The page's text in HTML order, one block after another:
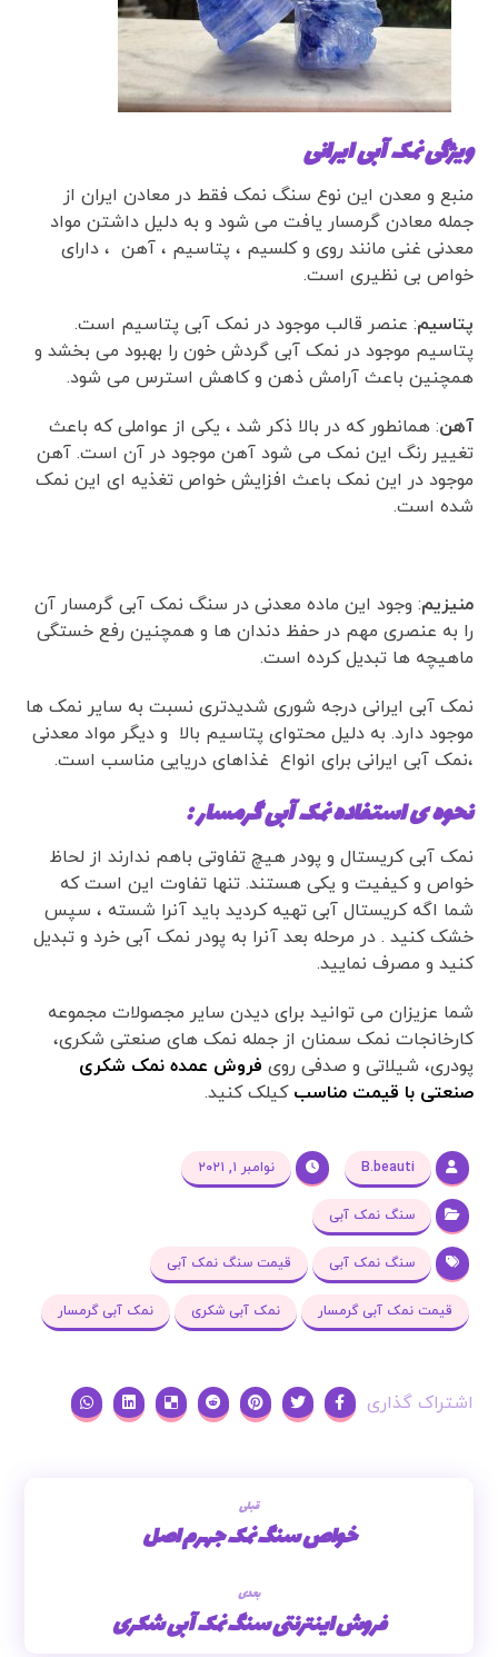
ویژگی نمک آبی ایرانی
منبع و معدن این نوع سنگ نمک فقط در معادن ایران از
جمله معادن گرمسار یافت می شود و به دلیل داشتن مواد
معدنی غنی مانند روی و کلسیم ، پتاسیم ، آهن ، دارای
خواص بی نظیری است.
پتاسیم: عنصر قالب موجود در نمک آبی پتاسیم است.
پتاسیم موجود در نمک آبی گردش خون را بهبود می بخشد و
همچنین باعث آرامش ذهن و کاهش استرس می شود.
آهن: همانطور که در بالا ذکر شد ، یکی از عواملی که باعث
تغییر رنگ این نمک می شود آهن موجود در آن است. آهن
موجود در این نمک باعث افزایش خواص تغذیه ای این نمک
شده است.
منیزیم: وجود این ماده معدنی در سنگ نمک آبی گرمسار آن
را به عنصری مهم در حفظ دندان ها و همچنین رفع خستگی
ماهیچه ها تبدیل کرده است.
نمک آبی ایرانی درجه شوری شدیدتری نسبت به سایر نمک ها
موجود دارد. به دلیل محتوای پتاسیم بالا و دیگر مواد معدنی
،نمک آبی ایرانی برای انواع غذاهای دریایی مناسب است.
نحوه ی استفاده نمک آبی گرمسار :
نمک آبی کریستال و پودر هیچ تفاوتی باهم ندارند از لحاظ
خواص و کیفیت و یکی هستند. تنها تفاوت این است که
شما اگه کریستال آبی تهیه کردید باید آنرا شسته ، سپس
خشک کنید . در مرحله بعد آنرا به پودر نمک آبی خرد و تبدیل
کنید و مصرف نمایید.
شما عزیزان می توانید برای دیدن سایر مجصولات مجموعه
کارخانجات نمک سمنان از جمله نمک های صنعتی شکری،
پودری، شیلاتی و صدفی روی فروش عمده نمک شکری
صنعتی با قیمت مناسب کیلک کنید.
B.beauti نوامبر ۱, ۲۰۲۱
سنگ نمک آبی
سنگ نمک آبی قیمت سنگ نمک آبی
قیمت نمک آبی گرمسار نمک آبی شکری نمک آبی گرمسار
قبلی
خواص سنگ نمک جهرم اصل
بعدی
فروش اینترنتی سنگ نمک آبی شکری